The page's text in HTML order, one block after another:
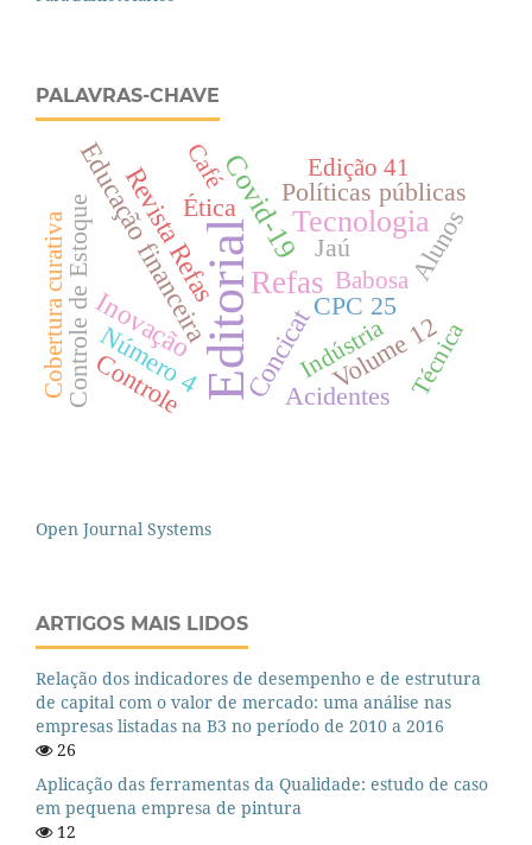
PALAVRAS-CHAVE
EditorialRefas
Tecnologia
Covid-19
Educação financeira
Revista Refas
Inovação ConcicatCPC 25
Jaú Alunos
Controle de Estoque
Políticas públicas
Volume 12
Número 4
Controle
Ética
Acidentes
Indústria
Babosa
Cobertura curativa
Edição 41
Café
Técnica
Open Journal Systems
ARTIGOS MAIS LIDOS
Relação dos indicadores de desempenho e de estrutura
de capital com o valor de mercado: uma análise nas
empresas listadas na B3 no período de 2010 a 2016
26
Aplicação das ferramentas da Qualidade: estudo de caso
em pequena empresa de pintura
12